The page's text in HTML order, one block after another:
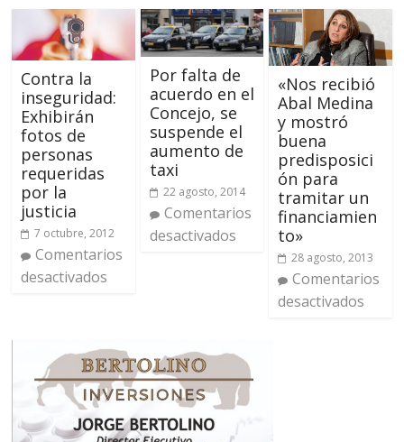
Contra la
inseguridad:
Exhibirán
fotos de
personas
requeridas
por la
justicia
7 octubre, 2012
Comentarios
desactivados
Por falta de
acuerdo en el
Concejo, se
suspende el
aumento de
taxi
22 agosto, 2014
Comentarios
desactivados
«Nos recibió
Abal Medina
y mostró
buena
predisposici
ón para
tramitar un
financiamien
to»
28 agosto, 2013
Comentarios
desactivados